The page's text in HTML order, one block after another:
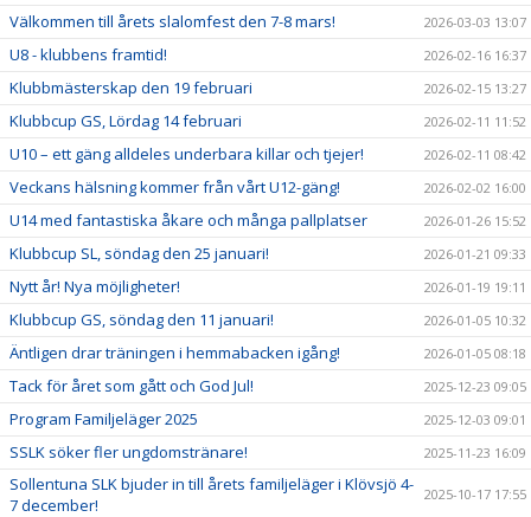
Välkommen till årets slalomfest den 7-8 mars! 2026-03-03 13:07
U8 - klubbens framtid! 2026-02-16 16:37
Klubbmästerskap den 19 februari 2026-02-15 13:27
Klubbcup GS, Lördag 14 februari 2026-02-11 11:52
U10 – ett gäng alldeles underbara killar och tjejer! 2026-02-11 08:42
Veckans hälsning kommer från vårt U12-gäng! 2026-02-02 16:00
U14 med fantastiska åkare och många pallplatser 2026-01-26 15:52
Klubbcup SL, söndag den 25 januari! 2026-01-21 09:33
Nytt år! Nya möjligheter! 2026-01-19 19:11
Klubbcup GS, söndag den 11 januari! 2026-01-05 10:32
Äntligen drar träningen i hemmabacken igång! 2026-01-05 08:18
Tack för året som gått och God Jul! 2025-12-23 09:05
Program Familjeläger 2025 2025-12-03 09:01
SSLK söker fler ungdomstränare! 2025-11-23 16:09
Sollentuna SLK bjuder in till årets familjeläger i Klövsjö 4-
7 december!
2025-10-17 17:55